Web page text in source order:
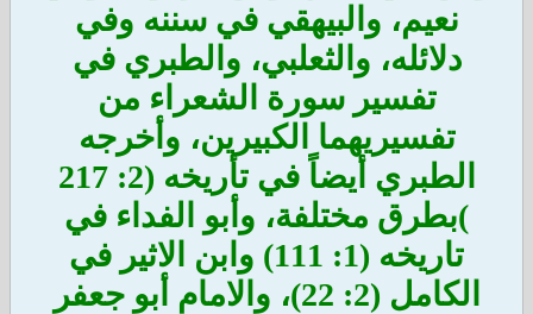
نعيم، والبيهقي في سننه وفي
دلائله، والثعلبي، والطبري في
تفسير سورة الشعراء من
تفسيريهما الكبيرين، وأخرجه
الطبري أيضاً في تأريخه (2: 217
)بطرق مختلفة، وأبو الفداء في
تاريخه (1: 111) وابن الاثير في
الكامل (2: 22)، والامام أبو جعفر